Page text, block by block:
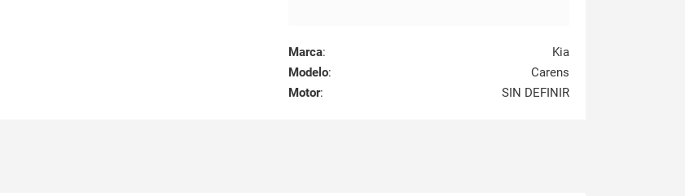
Marca:
Kia
Modelo:
Carens
Motor: SIN DEFINIR